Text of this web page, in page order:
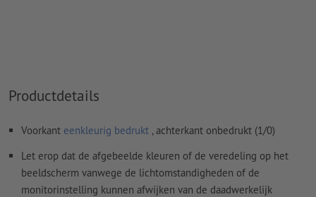
jpeg- of tiff- afbeeldingen en -templates zijn niet geschikt
onze Help-functie.
Spel- en zetfoutenworden door ons niet gecontroleerd
Productdetails
Voorkant eenkleurig bedrukt , achterkant onbedrukt (1/0)
Let erop dat de afgebeelde kleuren of de veredeling op het
beeldscherm vanwege de lichtomstandigheden of de
monitorinstelling kunnen afwijken van de daadwerkelijk